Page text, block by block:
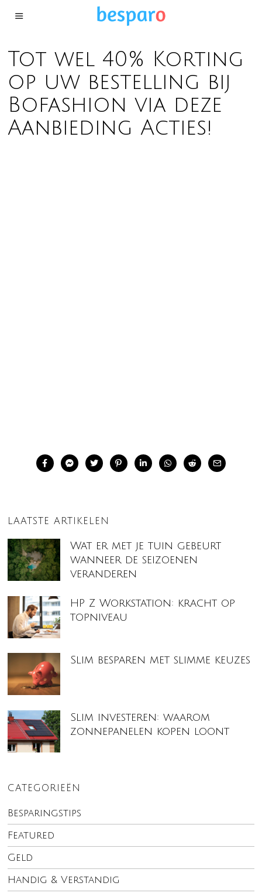
Tot wel 40% Korting
op uw bestelling bij
Bofashion via deze
Aanbieding Acties!
LAATSTE ARTIKELEN
Wat er met je tuin gebeurt
wanneer de seizoenen
veranderen
HP Z Workstation: kracht op
topniveau
Slim besparen met slimme keuzes
Slim investeren: waarom
zonnepanelen kopen loont
CATEGORIEËN
Besparingstips
Featured
Geld
Handig & Verstandig